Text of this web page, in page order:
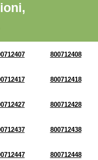
800712408
800712418
800712428
800712438
800712448